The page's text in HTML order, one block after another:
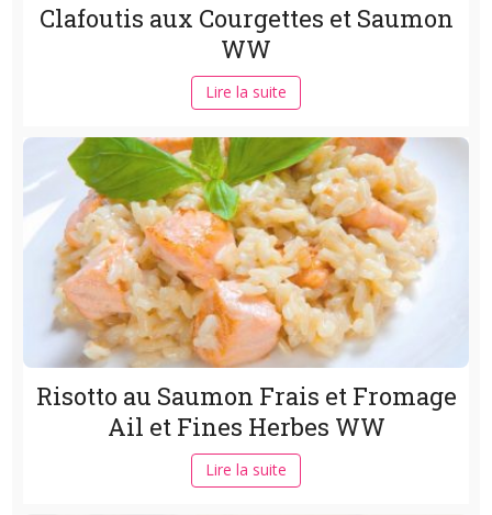
Clafoutis aux Courgettes et Saumon
WW
Lire la suite
Risotto au Saumon Frais et Fromage
Ail et Fines Herbes WW
Lire la suite